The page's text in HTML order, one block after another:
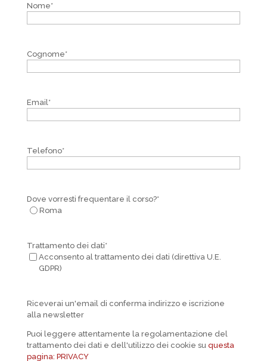
Nome*
Cognome*
Email *
Telefono*
Dove vorresti frequentare il corso?*
Roma
Trattamento dei dati*
Acconsento al trattamento dei dati (direttiva U.E.
GDPR)
Riceverai un'email di conferma indirizzo e iscrizione
alla newsletter
Puoi leggere attentamente la regolamentazione del
trattamento dei dati e dell'utilizzo dei cookie su questa
pagina: PRIVACY